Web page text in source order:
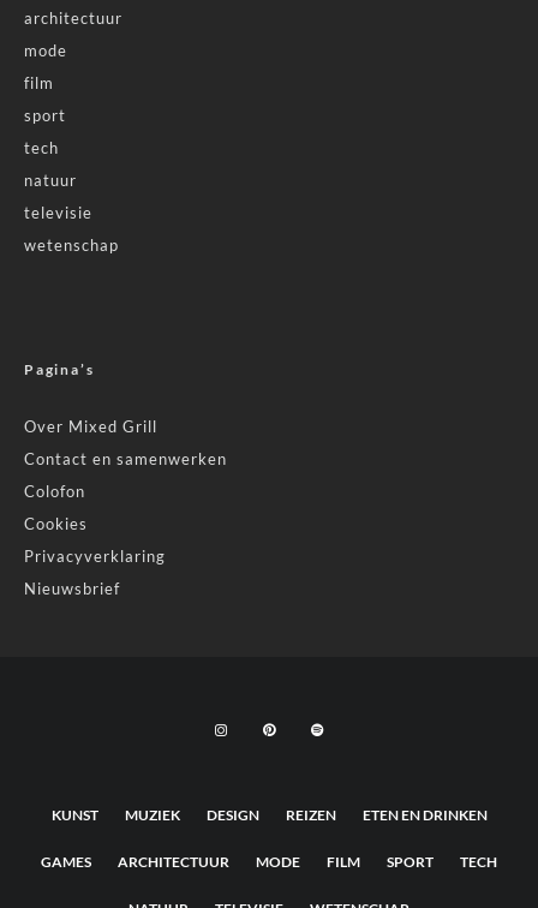
architectuur
mode
film
sport
tech
natuur
televisie
wetenschap
Pagina’s
Over Mixed Grill
Contact en samenwerken
Colofon
Cookies
Privacyverklaring
Nieuwsbrief
KUNST MUZIEK DESIGN REIZEN ETEN EN DRINKEN
GAMES ARCHITECTUUR MODE FILM SPORT TECH